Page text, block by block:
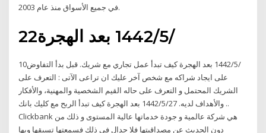
في جميع الأسواق منذ عام 2003.
22‏‏/5‏‏/1442 بعد الهجرة
10‏‏/5‏‏/1442 بعد الهجرة كيف تبدأ عمل تجاري مع شريك. قبل بدأ التفاوض
على ايجاد شراكه مع شخص آخر عليك ان تراعى الآتى : التعرف على
الشريك المحتمل و التعرف على حاله القيم الشخصية والمهنية، والأفكار
والأهداف لديه. 27‏‏/5‏‏/1442 بعد الهجرة كيف تبدأ الربح مع كليك بانك ..
Clickbank هي شركة عالمية و جودة خدماتها عالية المستوى و ذلك من
دون الحديث عن مصداقيتها فلا جدال في ذلك فسمعتها تسبقها وبها